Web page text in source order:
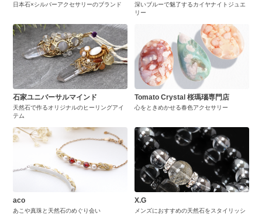
日本石×シルバーアクセサリーのブランド
深いブルーで魅了するカイヤナイトジュエ
リー
石家ユニバーサルマインド
天然石で作るオリジナルのヒーリングアイ
テム
Tomato Crystal 桜瑪瑙専門店
心をときめかせる春色アクセサリー
aco
あこや真珠と天然石のめぐり会い
X.G
メンズにおすすめの天然石をスタイリッシ